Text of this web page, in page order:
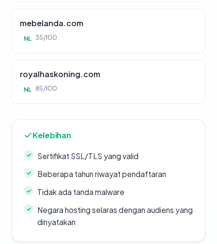
mebelanda.com
NL 35/100
royalhaskoning.com
NL 85/100
Kelebihan
Sertifikat SSL/TLS yang valid
Beberapa tahun riwayat pendaftaran
Tidak ada tanda malware
Negara hosting selaras dengan audiens yang
dinyatakan